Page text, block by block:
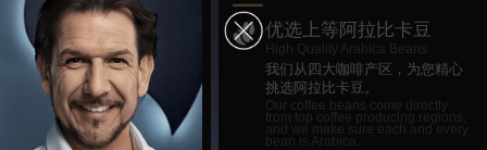
优选上等阿拉比卡豆
High Quality Arabica Beans
我们从四大咖啡产区，为您精心
挑选阿拉比卡豆。
Our coffee beans come directly
from top coffee producing regions,
and we make sure each and every
bean is Arabica.